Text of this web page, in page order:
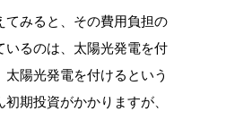
てみると、その費用負担の
いるのは、太陽光発電を付
太陽光発電を付けるという
期投資がかかりますが、